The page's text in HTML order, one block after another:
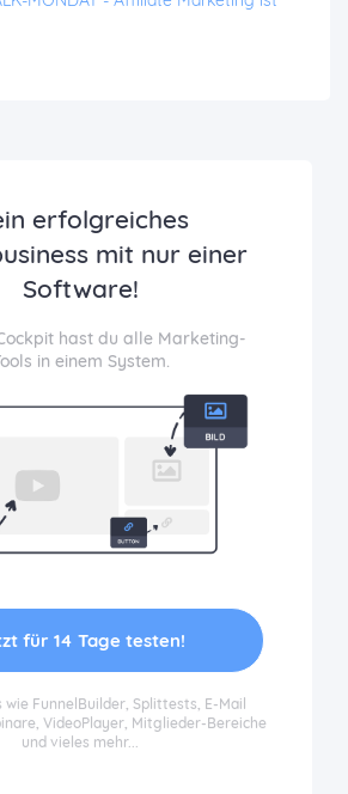
erfolgreiches
mit nur einer
Software!
hast du alle Marketing-
in einem System.
für 14 Tage testen!
wie FunnelBuilder, Splittests, E-Mail
VideoPlayer, Mitglieder-Bereiche
und vieles mehr...